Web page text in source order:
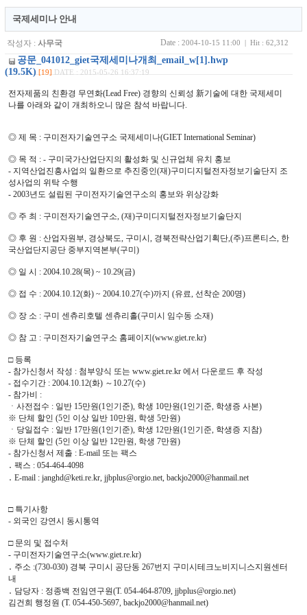
국제세미나 안내
작성자 : 사무국 Date : 2004-10-15 11:00 | Hit : 62,312
공문_041012_giet국제세미나개최_email_w[1].hwp
(19.5K) [19] DATE : 2015-05-26 16:37:19
전자제품의 친환경 무연화(Lead Free) 경향의 신뢰성 新기술에 대한 국제세미
나를 아래와 같이 개최하오니 많은 참석 바랍니다.
◎ 제 목 : 구미전자기술연구소 국제세미나(GIET International Seminar)
◎ 목 적 : - 구미국가산업단지의 활성화 및 신규업체 유치 홍보
- 지역산업진흥사업의 일환으로 추진중인(재)구미디지털전자정보기술단지 조
성사업의 위탁 수행
- 2003년도 설립된 구미전자기술연구소의 홍보와 위상강화
◎ 주 최 : 구미전자기술연구소, (재)구미디지털전자정보기술단지
◎ 후 원 : 산업자원부, 경상북도, 구미시, 경북전략산업기획단,(주)프론티스, 한
국산업단지공단 중부지역본부(구미)
◎ 일 시 : 2004.10.28(목) ~ 10.29(금)
◎ 접 수 : 2004.10.12(화) ~ 2004.10.27(수)까지 (유료, 선착순 200명)
◎ 장 소 : 구미 센츄리호텔 센츄리홀(구미시 임수동 소재)
◎ 참 고 : 구미전자기술연구소 홈페이지(www.giet.re.kr)
□ 등록
- 참가신청서 작성 : 첨부양식 또는 www.giet.re.kr 에서 다운로드 후 작성
- 접수기간 : 2004.10.12(화) ～10.27(수)
- 참가비 :
ㆍ사전접수 : 일반 15만원(1인기준), 학생 10만원(1인기준, 학생증 사본)
※ 단체 할인 (5인 이상 일반 10만원, 학생 5만원)
ㆍ당일접수 : 일반 17만원(1인기준), 학생 12만원(1인기준, 학생증 지참)
※ 단체 할인 (5인 이상 일반 12만원, 학생 7만원)
- 참가신청서 제출 : E-mail 또는 팩스
․ 팩스 : 054-464-4098
․ E-mail : janghd@keti.re.kr, jjbplus@orgio.net, backjo2000@hanmail.net
□ 특기사항
- 외국인 강연시 동시통역
□ 문의 및 접수처
- 구미전자기술연구소(www.giet.re.kr)
․ 주소 :(730-030) 경북 구미시 공단동 267번지 구미시테크노비지니스지원센터
내
․ 담당자 : 정종백 전임연구원(T. 054-464-8709, jjbplus@orgio.net)
김건희 행정원 (T. 054-450-5697, backjo2000@hanmail.net)